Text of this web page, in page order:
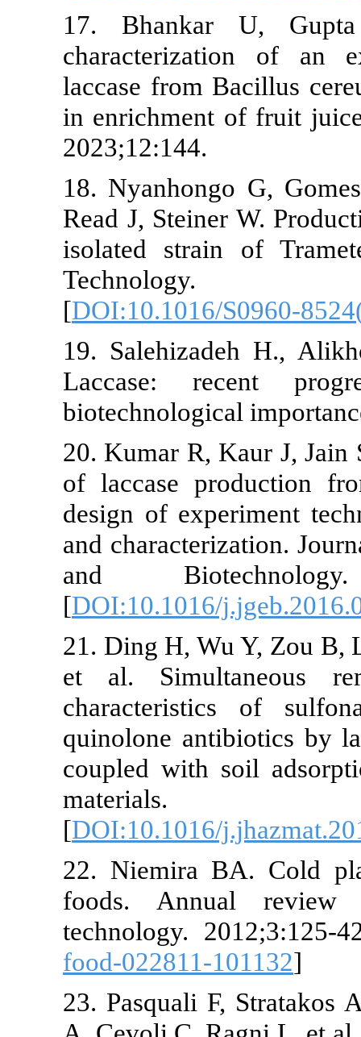
17. Bhankar U,
characterization
laccase from
in enrichment of
2023;12:144.
18. Nyanhongo G,
Read J, Steiner W.
isolated strain of
[DOI:10.1016/
19. Salehizadeh
Laccase:
biotechnological
20. Kumar R, Kaur
of laccase
design of
and
and
[DOI:10.1016/
21. Ding H, Wu Y,
et al.
characteristics of
quinolone
coupled with soil
materials.
[DOI:10.1016/
22. Niemira BA.
foods. Annual
technology.
food-022811-101132
23. Pasquali F,